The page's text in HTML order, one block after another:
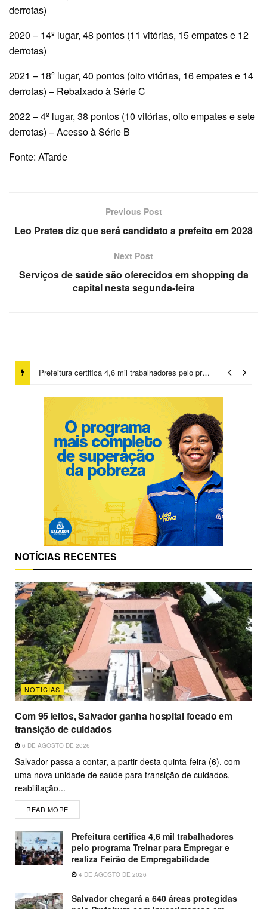
derrotas)
2020 – 14º lugar, 48 pontos (11 vitórias, 15 empates e 12
derrotas)
2021 – 18º lugar, 40 pontos (oito vitórias, 16 empates e 14
derrotas) – Rebaixado à Série C
2022 – 4º lugar, 38 pontos (10 vitórias, oito empates e sete
derrotas) – Acesso à Série B
Fonte: ATarde
Previous Post
Leo Prates diz que será candidato a prefeito em 2028
Next Post
Serviços de saúde são oferecidos em shopping da
capital nesta segunda-feira
Prefeitura certifica 4,6 mil trabalhadores pelo programa Treinar para Empregar e realiza Feirão de Empregabilidade
NOTÍCIAS RECENTES
NOTICIAS
Com 95 leitos, Salvador ganha hospital focado em
transição de cuidados
6 DE AGOSTO DE 2026
Salvador passa a contar, a partir desta quinta-feira (6), com
uma nova unidade de saúde para transição de cuidados,
reabilitação...
READ MORE
Prefeitura certifica 4,6 mil trabalhadores
pelo programa Treinar para Empregar e
realiza Feirão de Empregabilidade
4 DE AGOSTO DE 2026
Salvador chegará a 640 áreas protegidas